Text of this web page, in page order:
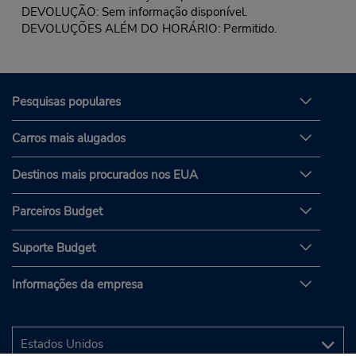
DEVOLUÇÃO: Sem informação disponível.
DEVOLUÇÕES ALÉM DO HORÁRIO: Permitido.
Pesquisas populares
Carros mais alugados
Destinos mais procurados nos EUA
Parceiros Budget
Suporte Budget
Informações da empresa